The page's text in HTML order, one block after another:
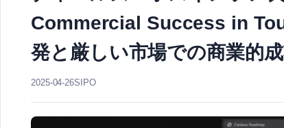
Commercial Success in
発と厳しい市場での商業的
2025-04-26SIPO